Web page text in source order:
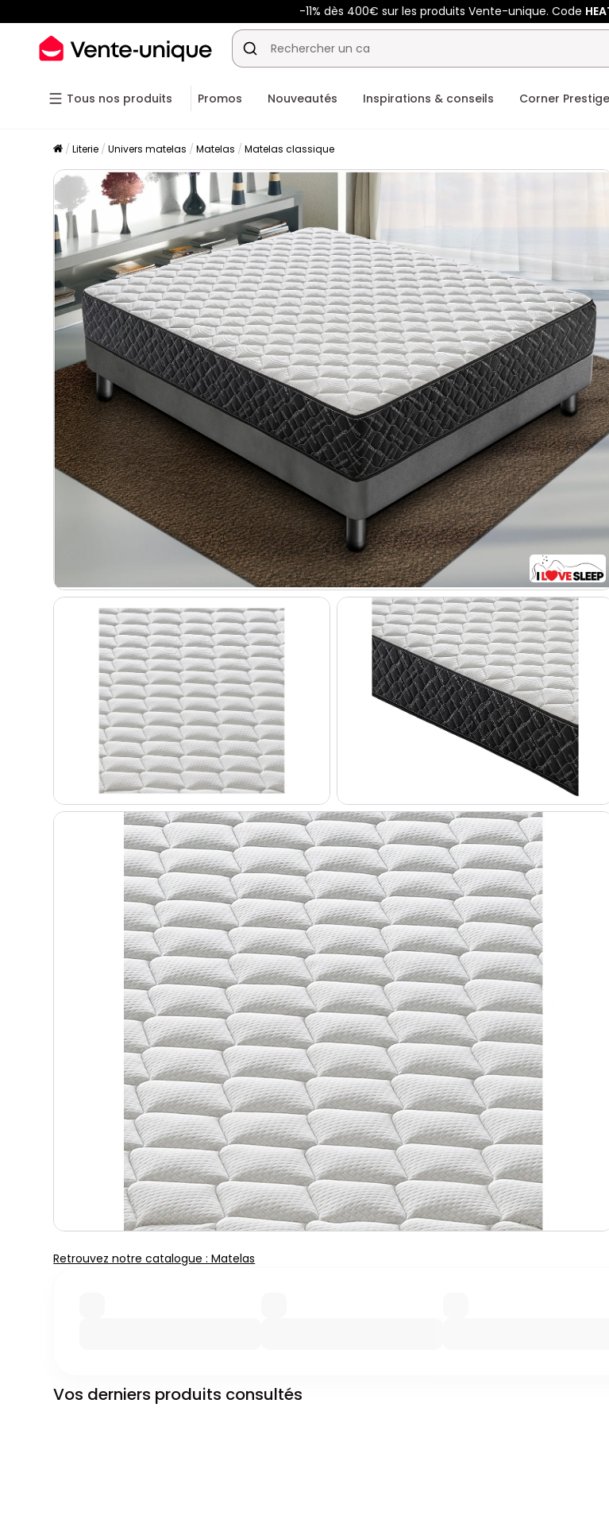
-11% dès 400€ sur les produits Vente-unique. Code
Tous nos produits Promos Nouveautés Inspirations & conseils Corner Prestige
Literie Univers matelas Matelas Matelas classique
Retrouvez notre catalogue : Matelas
Vos derniers produits consultés